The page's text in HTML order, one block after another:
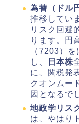
為替（ドル
推移してい
リスク回避
ります。円
（7203）
し、
日本株
に、関税発
クオンムー
因となるで
地政学リス
は、やはり